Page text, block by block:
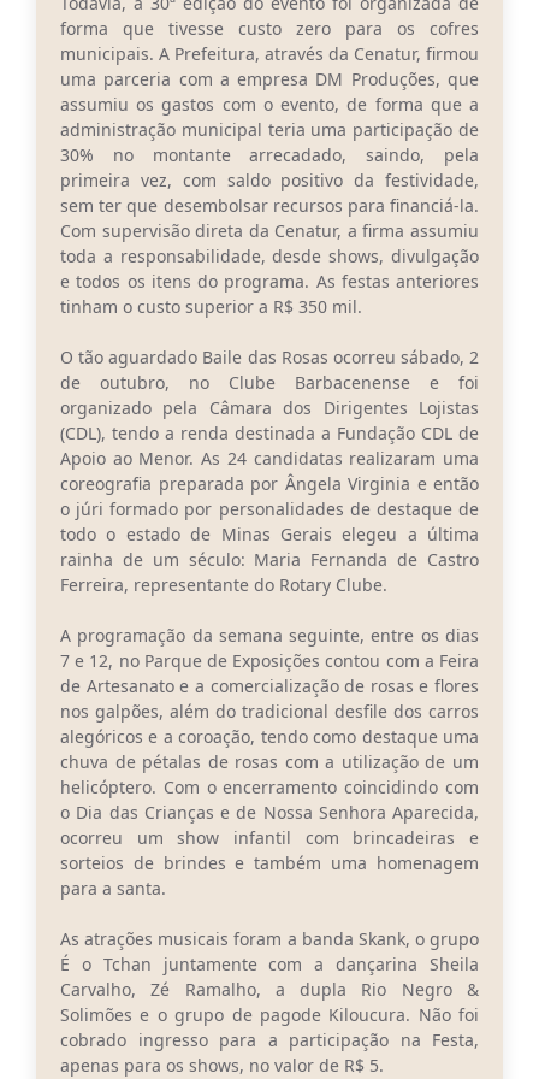
forma que tivesse custo zero para os cofres
municipais. A Prefeitura, através da Cenatur, firmou
uma parceria com a empresa DM Produções, que
assumiu os gastos com o evento, de forma que a
administração municipal teria uma participação de
30% no montante arrecadado, saindo, pela
primeira vez, com saldo positivo da festividade,
sem ter que desembolsar recursos para financiá-la.
Com supervisão direta da Cenatur, a firma assumiu
toda a responsabilidade, desde shows, divulgação
e todos os itens do programa. As festas anteriores
tinham o custo superior a R$ 350 mil.
O tão aguardado Baile das Rosas ocorreu sábado, 2
de outubro, no Clube Barbacenense e foi
organizado pela Câmara dos Dirigentes Lojistas
(CDL), tendo a renda destinada a Fundação CDL de
Apoio ao Menor. As 24 candidatas realizaram uma
coreografia preparada por Ângela Virginia e então
o júri formado por personalidades de destaque de
todo o estado de Minas Gerais elegeu a última
rainha de um século: Maria Fernanda de Castro
Ferreira, representante do Rotary Clube.
A programação da semana seguinte, entre os dias
7 e 12, no Parque de Exposições contou com a Feira
de Artesanato e a comercialização de rosas e flores
nos galpões, além do tradicional desfile dos carros
alegóricos e a coroação, tendo como destaque uma
chuva de pétalas de rosas com a utilização de um
helicóptero. Com o encerramento coincidindo com
o Dia das Crianças e de Nossa Senhora Aparecida,
ocorreu um show infantil com brincadeiras e
sorteios de brindes e também uma homenagem
para a santa.
As atrações musicais foram a banda Skank, o grupo
É o Tchan juntamente com a dançarina Sheila
Carvalho, Zé Ramalho, a dupla Rio Negro &
Solimões e o grupo de pagode Kiloucura. Não foi
cobrado ingresso para a participação na Festa,
apenas para os shows, no valor de R$ 5.